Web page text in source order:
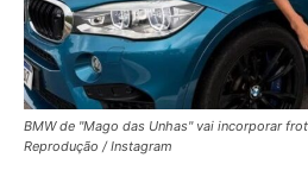
BMW de "Mago das Unhas" vai incorporar
Reprodução / Instagram